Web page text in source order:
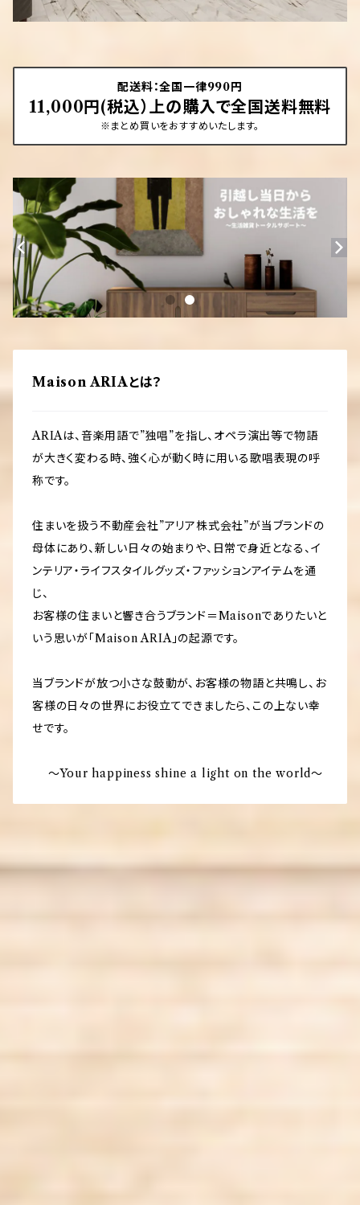
配送料：全国一律990円
11,000円(税込）上の購入で全国送料無料
※まとめ買いをおすすめいたします。
Maison ARIAとは？
ARIAは、音楽用語で”独唱”を指し、オペラ演出等で物語
が大きく変わる時、強く心が動く時に用いる歌唱表現の呼
称です。
住まいを扱う不動産会社”アリア株式会社”が当ブランドの
母体にあり、新しい日々の始まりや、日常で身近となる、イ
ンテリア・ライフスタイルグッズ・ファッションアイテムを通
じ、
お客様の住まいと響き合うブランド＝Maisonでありたいと
いう思いが「Maison ARIA」の起源です。
当ブランドが放つ小さな鼓動が、お客様の物語と共鳴し、お
客様の日々の世界にお役立てできましたら、この上ない幸
せです。
〜Your happiness shine a light on the world〜